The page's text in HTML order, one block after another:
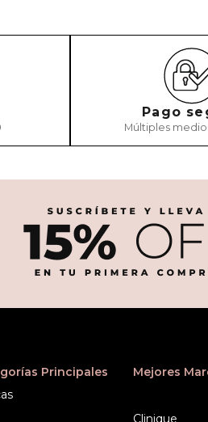
Pago
Múltiples
Principales
Mejores
Clinique